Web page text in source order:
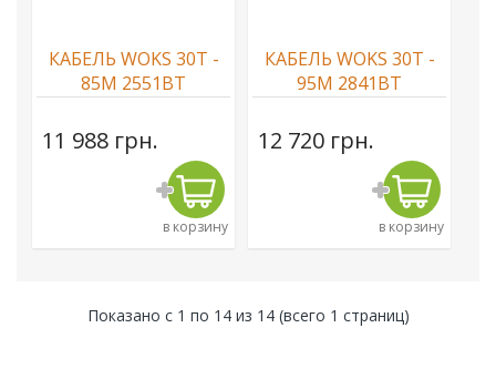
КАБЕЛЬ WOKS 30T -
85М 2551ВТ
11 988 грн.
в корзину
КАБЕЛЬ WOKS 30T -
95М 2841ВТ
12 720 грн.
в корзину
Показано с 1 по 14 из 14 (всего 1 страниц)